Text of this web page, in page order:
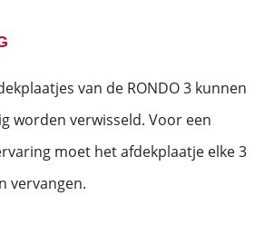
van de RONDO 3 kunnen
worden verwisseld. Voor een
moet het afdekplaatje elke 3
vervangen.